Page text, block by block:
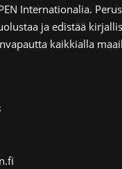
Internationalia.
ja edistää
kaikkialla